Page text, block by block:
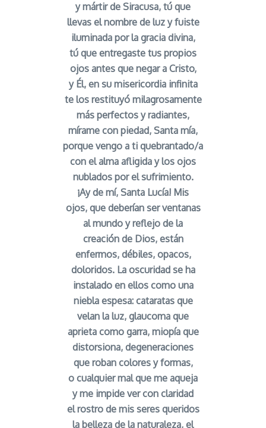
y mártir de Siracusa, tú que
llevas el nombre de luz y fuiste
iluminada por la gracia divina,
tú que entregaste tus propios
ojos antes que negar a Cristo,
y Él, en su misericordia infinita
te los restituyó milagrosamente
más perfectos y radiantes,
mírame con piedad, Santa mía,
porque vengo a ti quebrantado/a
con el alma afligida y los ojos
nublados por el sufrimiento.
¡Ay de mí, Santa Lucía! Mis
ojos, que deberían ser ventanas
al mundo y reflejo de la
creación de Dios, están
enfermos, débiles, opacos,
doloridos. La oscuridad se ha
instalado en ellos como una
niebla espesa: cataratas que
velan la luz, glaucoma que
aprieta como garra, miopía que
distorsiona, degeneraciones
que roban colores y formas,
o cualquier mal que me aqueja
y me impide ver con claridad
el rostro de mis seres queridos
la belleza de la naturaleza, el